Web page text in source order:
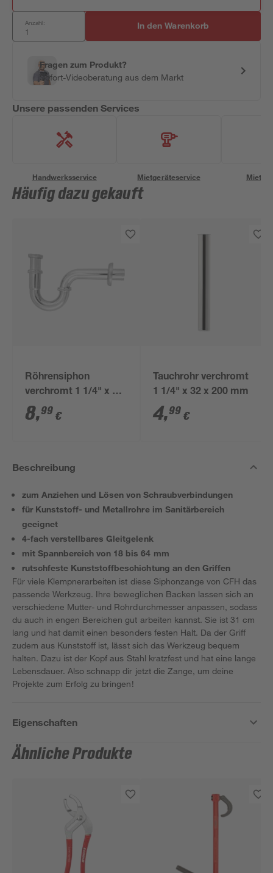
Anzahl: In den Warenkorb
Fragen zum Produkt?
Sofort-Videoberatung aus dem Markt
Unsere passenden Services
Handwerksservice Mietgeräteservice
Häufig dazu gekauft
Röhrensiphon
verchromt 1 1/4" x 32
mm
8,99 €
Tauchrohr verchromt
1 1/4" x 32 x 200 mm
4,99 €
Beschreibung
zum Anziehen und Lösen von Schraubverbindungen
für Kunststoff- und Metallrohre im Sanitärbereich
geeignet
4-fach verstellbares Gleitgelenk
mit Spannbereich von 18 bis 64 mm
rutschfeste Kunststoffbeschichtung an den Griffen
Für viele Klempnerarbeiten ist diese Siphonzange von CFH das
passende Werkzeug. Ihre beweglichen Backen lassen sich an
verschiedene Mutter- und Rohrdurchmesser anpassen, sodass
du auch in engen Bereichen gut arbeiten kannst. Sie ist 31 cm
lang und hat damit einen besonders festen Halt. Da der Griff
zudem aus Kunststoff ist, lässt sich das Werkzeug bequem
halten. Dazu ist der Kopf aus Stahl kratzfest und hat eine lange
Lebensdauer. Also schnapp dir jetzt die Zange, um deine
Projekte zum Erfolg zu bringen!
Eigenschaften
Ähnliche Produkte